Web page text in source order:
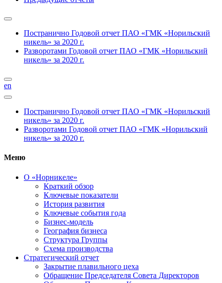
Постранично Годовой отчет ПАО «ГМК «Норильский
никель» за 2020 г.
Разворотами Годовой отчет ПАО «ГМК «Норильский
никель» за 2020 г.
en
Постранично Годовой отчет ПАО «ГМК «Норильский
никель» за 2020 г.
Разворотами Годовой отчет ПАО «ГМК «Норильский
никель» за 2020 г.
Меню
О «Норникеле»
Краткий обзор
Ключевые показатели
История развития
Ключевые события года
Бизнес-модель
География бизнеса
Структура Группы
Схема производства
Стратегический отчет
Закрытие плавильного цеха
Обращение Председателя Совета Директоров